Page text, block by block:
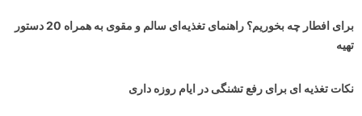
برای افطار چه بخوریم؟ راهنمای تغذیه‌ای سالم و مقوی به همراه 20 دستور
تهیه
نکات تغذیه ای برای رفع تشنگی در ایام روزه داری